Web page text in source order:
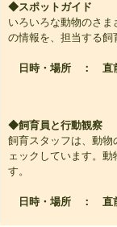
◆スポットガイド
いろいろな動物のさま
の情報を、担当する飼
日時・場所 ： 直
◆飼育員と行動観察
飼育スタッフは、動物
ェックしています。
す。
日時・場所 ： 直